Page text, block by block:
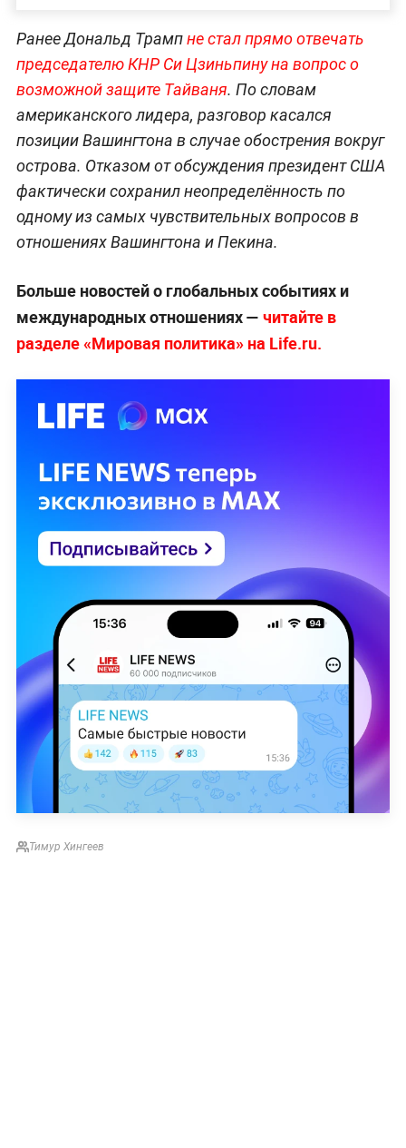
Ранее Дональд Трампне стал прямо отвечать
председателю КНР Си Цзиньпину на вопрос о
возможной защите Тайваня. По словам
американского лидера, разговор касался
позиции Вашингтона в случае обострения вокруг
острова. Отказом от обсуждения президент США
фактически сохранил неопределённость по
одному из самых чувствительных вопросов в
отношениях Вашингтона и Пекина.
Больше новостей о глобальных событиях и
международных отношениях — читайте в
разделе «Мировая политика» на Life.ru.
Тимур Хингеев